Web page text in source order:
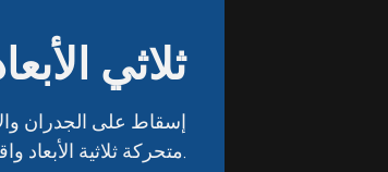
ثلاثي
إسقاط على الجدران
متحركة ثلاثية الأبعاد واقعية، معززًا بنظام صوت محيطي.
ثلاثي
إسقاط على الجدران
متحركة ثلاثية الأبعاد واقعية، معززًا بنظام صوت محيطي.